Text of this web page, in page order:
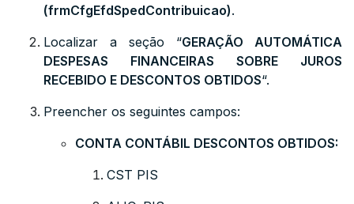
(frmCfgEfdSpedContribuicao).
Localizar a seção “GERAÇÃO AUTOMÁTICA
DESPESAS FINANCEIRAS SOBRE JUROS
RECEBIDO E DESCONTOS OBTIDOS“.
Preencher os seguintes campos:
CONTA CONTÁBIL DESCONTOS OBTIDOS:
CST PIS